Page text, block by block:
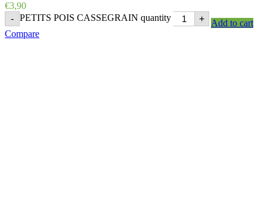
€3,90
- PETITS POIS CASSEGRAIN quantity +
Add to cart
Compare